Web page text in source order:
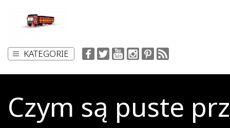
KATEGORIE
Czym są puste